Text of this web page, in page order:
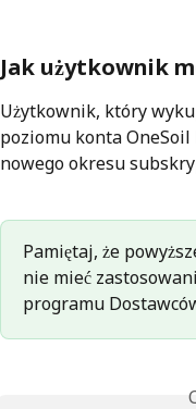
Jak użytkownik
Użytkownik, który
poziomu konta
nowego okresu
Pamiętaj, że
nie mieć
programu